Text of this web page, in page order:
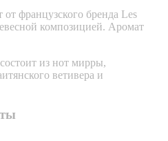
французского бренда Les
композицией. Аромат
из нот мирры,
ветивера и